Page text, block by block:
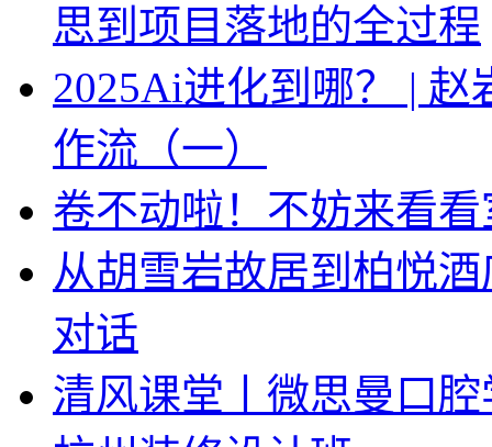
思到项目落地的全过程
2025Ai进化到哪？ |
作流（一）
卷不动啦！不妨来看
从胡雪岩故居到柏悦
对话
清风课堂丨微思曼口